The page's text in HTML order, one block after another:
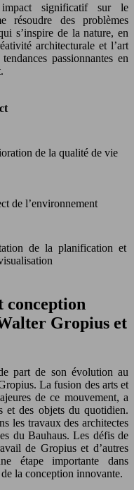
significatif sur le
résoudre des problèmes
s’inspire de la nature, en
architecturale et l’art
passionnantes en
de la qualité de vie
de l’environnement
de la planification et
conception
Gropius et
part de son évolution au
La fusion des arts et
de ce mouvement, a
et des objets du quotidien.
les travaux des architectes
du Bauhaus. Les défis de
de Gropius et d’autres
étape importante dans
la conception innovante.